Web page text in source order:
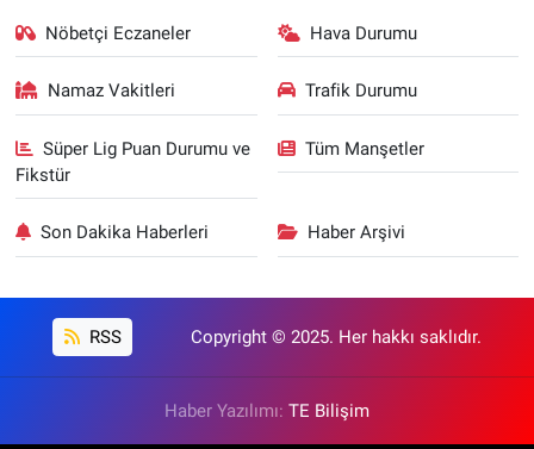
Nöbetçi Eczaneler Hava Durumu
Namaz Vakitleri Trafik Durumu
Süper Lig Puan Durumu ve
Fikstür
Tüm Manşetler
Son Dakika Haberleri Haber Arşivi
RSS Copyright © 2025. Her hakkı saklıdır.
Haber Yazılımı: TE Bilişim